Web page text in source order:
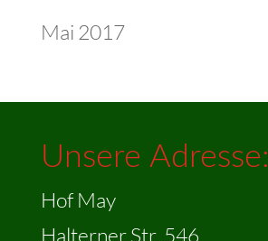
Mai 2017
Unsere Adresse:
Hof May
Halterner Str. 546